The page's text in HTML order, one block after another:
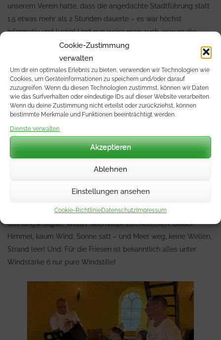
Cookie-Zustimmung
verwalten
Um dir ein optimales Erlebnis zu bieten, verwenden wir Technologien wie
Cookies, um Geräteinformationen zu speichern und/oder darauf
zuzugreifen. Wenn du diesen Technologien zustimmst, können wir Daten
wie das Surfverhalten oder eindeutige IDs auf dieser Website verarbeiten.
Wenn du deine Zustimmung nicht erteilst oder zurückziehst, können
bestimmte Merkmale und Funktionen beeinträchtigt werden.
Dienste verwalten
Akzeptieren
Ablehnen
Einstellungen ansehen
Cookie-RichtlinieDatenschutzImpressum
unserem Verein hatte, dass die angedachte Stadtführung statt
1,5 etwas mehr als 2 Stunden dauerte – es war höchst
informativ und lustig! Und nun weiss man auch, warum die
Franken so Probleme mit den Bayern haben – und die Friesen
mit den Ostfriesen!
Am 31. Mai ging es auf die Insel Langeoog – für Wetterfrösche
das langweiligste Wetter überhaupt zu entdecken: Blauer
Himmel, kaum Wind, Sonne satt – und Meer weg, keine Wellen,
Strand leer! Und: Für die Friesen ist bekanntlich alles unter
Windstärke 6 nur pure Windstille!